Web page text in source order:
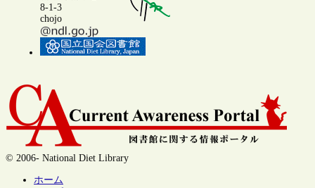
8-1-3
chojo
© 2006- National Diet Library
ホーム